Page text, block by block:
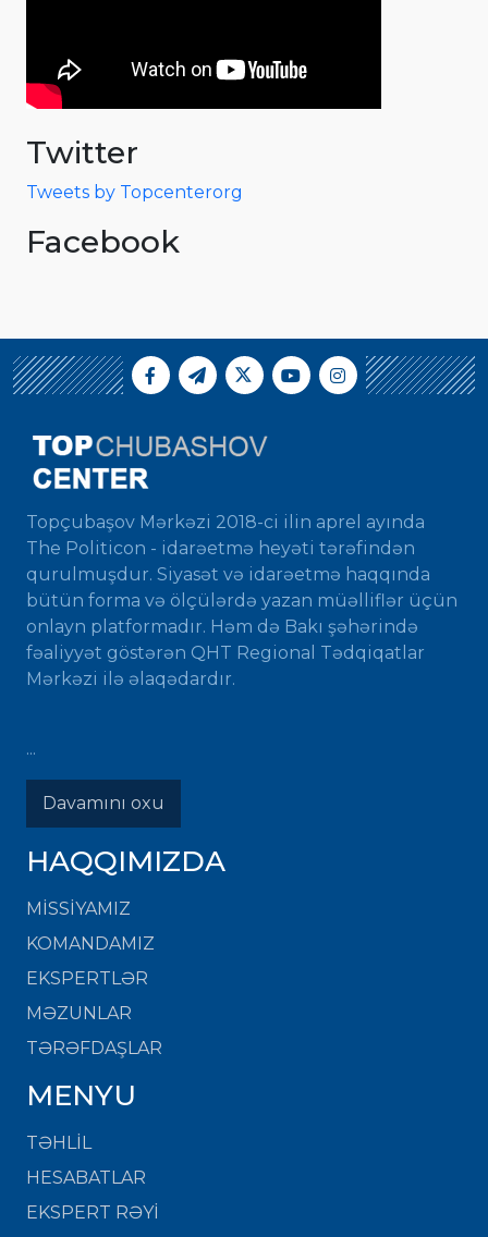
Twitter
Tweets by Topcenterorg
Facebook
Topçubaşov Mərkəzi 2018-ci ilin aprel ayında
The Politicon - idarəetmə heyəti tərəfindən
qurulmuşdur. Siyasət və idarəetmə haqqında
bütün forma və ölçülərdə yazan müəlliflər üçün
onlayn platformadır. Həm də Bakı şəhərində
fəaliyyət göstərən QHT Regional Tədqiqatlar
Mərkəzi ilə əlaqədardır.
...
Davamını oxu
HAQQIMIZDA
MISSIYAMIZ
KOMANDAMIZ
EKSPERTLƏR
MƏZUNLAR
TƏRƏFDAŞLAR
MENYU
TƏHLİL
HESABATLAR
EKSPERT RƏYİ